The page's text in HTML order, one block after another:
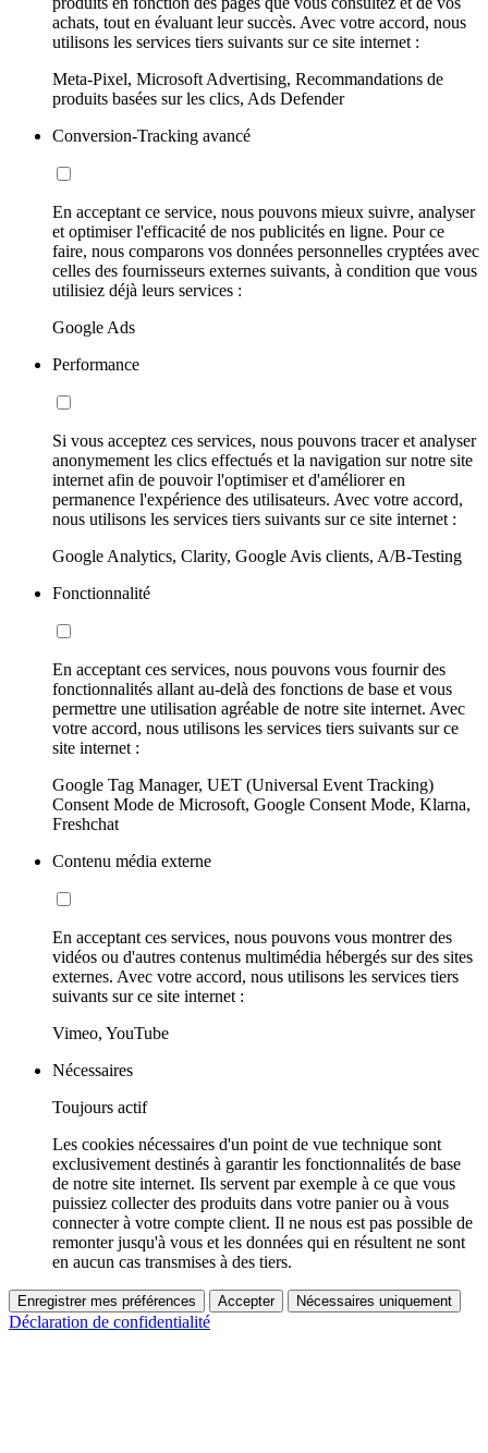
achats, tout en évaluant leur succès. Avec votre accord, nous
utilisons les services tiers suivants sur ce site internet :
Meta-Pixel, Microsoft Advertising, Recommandations de
produits basées sur les clics, Ads Defender
Conversion-Tracking avancé
En acceptant ce service, nous pouvons mieux suivre, analyser
et optimiser l'efficacité de nos publicités en ligne. Pour ce
faire, nous comparons vos données personnelles cryptées avec
celles des fournisseurs externes suivants, à condition que vous
utilisiez déjà leurs services :
Google Ads
Performance
Si vous acceptez ces services, nous pouvons tracer et analyser
anonymement les clics effectués et la navigation sur notre site
internet afin de pouvoir l'optimiser et d'améliorer en
permanence l'expérience des utilisateurs. Avec votre accord,
nous utilisons les services tiers suivants sur ce site internet :
Google Analytics, Clarity, Google Avis clients, A/B-Testing
Fonctionnalité
En acceptant ces services, nous pouvons vous fournir des
fonctionnalités allant au-delà des fonctions de base et vous
permettre une utilisation agréable de notre site internet. Avec
votre accord, nous utilisons les services tiers suivants sur ce
site internet :
Google Tag Manager, UET (Universal Event Tracking)
Consent Mode de Microsoft, Google Consent Mode, Klarna,
Freshchat
Contenu média externe
En acceptant ces services, nous pouvons vous montrer des
vidéos ou d'autres contenus multimédia hébergés sur des sites
externes. Avec votre accord, nous utilisons les services tiers
suivants sur ce site internet :
Vimeo, YouTube
Nécessaires
Toujours actif
Les cookies nécessaires d'un point de vue technique sont
exclusivement destinés à garantir les fonctionnalités de base
de notre site internet. Ils servent par exemple à ce que vous
puissiez collecter des produits dans votre panier ou à vous
connecter à votre compte client. Il ne nous est pas possible de
remonter jusqu'à vous et les données qui en résultent ne sont
en aucun cas transmises à des tiers.
Enregistrer mes préférences Accepter Nécessaires uniquement
Déclaration de confidentialité